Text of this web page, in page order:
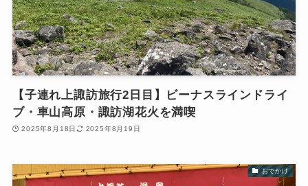
【子連れ上諏訪旅行2日目】ビーナスラインドライ
ブ・車山高原・諏訪湖花火を満喫
2025年8月18日 2025年8月19日
おでかけ